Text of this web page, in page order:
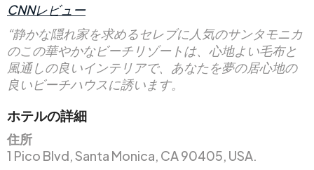
CNNレビュー
“静かな隠れ家を求めるセレブに人気のサンタモニカ
のこの華やかなビーチリゾートは、心地よい毛布と
風通しの良いインテリアで、あなたを夢の居心地の
良いビーチハウスに誘います。
ホテルの詳細
住所
1 Pico Blvd, Santa Monica, CA 90405, USA.